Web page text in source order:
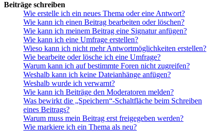
Beiträge schreiben
Wie erstelle ich ein neues Thema oder eine Antwort?
Wie kann ich einen Beitrag bearbeiten oder löschen?
Wie kann ich meinem Beitrag eine Signatur anfügen?
Wie kann ich eine Umfrage erstellen?
Wieso kann ich nicht mehr Antwortmöglichkeiten erstellen?
Wie bearbeite oder lösche ich eine Umfrage?
Warum kann ich auf bestimmte Foren nicht zugreifen?
Weshalb kann ich keine Dateianhänge anfügen?
Weshalb wurde ich verwarnt?
Wie kann ich Beiträge den Moderatoren melden?
Was bewirkt die „Speichern“-Schaltfläche beim Schreiben
eines Beitrags?
Warum muss mein Beitrag erst freigegeben werden?
Wie markiere ich ein Thema als neu?